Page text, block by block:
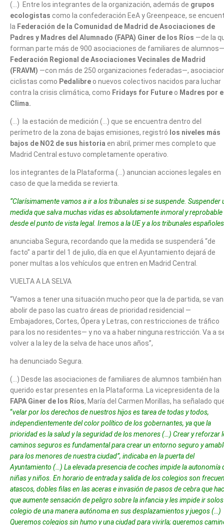
(…) Entre los integrantes de la organización, además de grupos
ecologistas como la confederación EeA y Greenpeace, se
la Federación de la Comunidad de Madrid de Asociaciones de
Padres y Madres del Alumnado (FAPA) Giner de los Ríos —de la
forman parte más de 900 asociaciones de familiares de
Federación Regional de Asociaciones Vecinales de Madrid
(FRAVM) —con más de 250 organizaciones federadas—,
ciclistas como Pedalibre o nuevos colectivos nacidos para luchar
contra la crisis climática, como Fridays for Future o Madres por
Clima.
(…) la estación de medición (…) que se encuentra dentro del
perímetro de la zona de bajas emisiones, registró los niveles más
bajos de NO2 de sus historia en abril, primer mes completo que
Madrid Central estuvo completamente operativo.
los integrantes de la Plataforma (…) anuncian acciones legales en
caso de que la medida se revierta.
“Clarísimamente vamos a ir a los tribunales si se suspende. Suspender
medida que salva muchas vidas es absolutamente inmoral y reprobable
desde el punto de vista legal. Iremos a la UE y a los tribunales
anunciaba Segura, recordando que la medida se suspenderá “de
facto” a partir del 1 de julio, día en que el Ayuntamiento dejará de
poner multas a los vehículos que entren en Madrid Central.
VUELTA A LA SELVA
“Vamos a tener una situación mucho peor que la de partida, se
abolir de paso las cuatro áreas de prioridad residencial —
Embajadores, Cortes, Ópera y Letras, con restricciones de tráfico
para los no residentes— y no va a haber ninguna restricción. Va a
volver a la ley de la selva de hace unos años”,
ha denunciado Segura.
(…) Desde las asociaciones de familiares de alumnos también han
querido estar presentes en la Plataforma. La vicepresidenta de la
FAPA Giner de los Ríos, María del Carmen Morillas, ha señalado
“velar por los derechos de nuestros hijos es tarea de todas y todos,
independientemente del color político de los gobernantes, ya que la
prioridad es la salud y la seguridad de los menores (…) Crear y reforzar
caminos seguros es fundamental para crear un entorno seguro y
para los menores de nuestra ciudad”, indicaba en la puerta del
Ayuntamiento (…) La elevada presencia de coches impide la autonomía
niñas y niños. En horario de entrada y salida de los colegios son
atascos, dobles filas en las aceras e invasión de pasos de cebra que
que aumente sensación de peligro sobre la infancia y les impide ir
colegio de una manera autónoma en sus desplazamientos y juegos (…)
Queremos colegios sin humo y una ciudad para vivirla; queremos